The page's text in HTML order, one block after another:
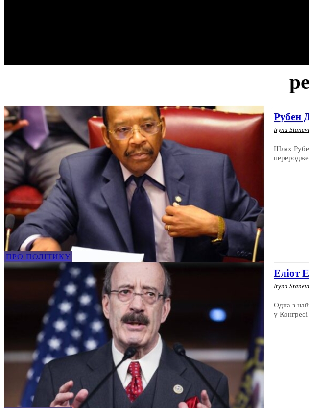
ПРО ПОЛІТИКУ
Рубен
Iryna
Шлях
Еліот
Iryna
Одна з
у